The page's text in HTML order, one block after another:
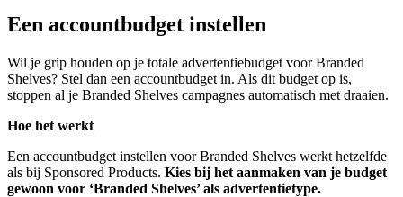
Een accountbudget instellen
Wil je grip houden op je totale advertentiebudget voor Branded
Shelves? Stel dan een accountbudget in. Als dit budget op is,
stoppen al je Branded Shelves campagnes automatisch met draaien.
Hoe het werkt
Een accountbudget instellen voor Branded Shelves werkt hetzelfde
als bij Sponsored Products. Kies bij het aanmaken van je budget
gewoon voor ‘Branded Shelves’ als advertentietype.